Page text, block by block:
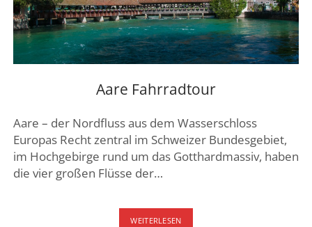
Aare Fahrradtour
Aare – der Nordfluss aus dem Wasserschloss
Europas Recht zentral im Schweizer Bundesgebiet,
im Hochgebirge rund um das Gotthardmassiv, haben
die vier großen Flüsse der…
WEITERLESENAARE